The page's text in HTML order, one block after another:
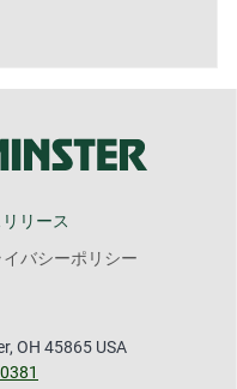
リース
イバシーポリシー
OH 45865 USA